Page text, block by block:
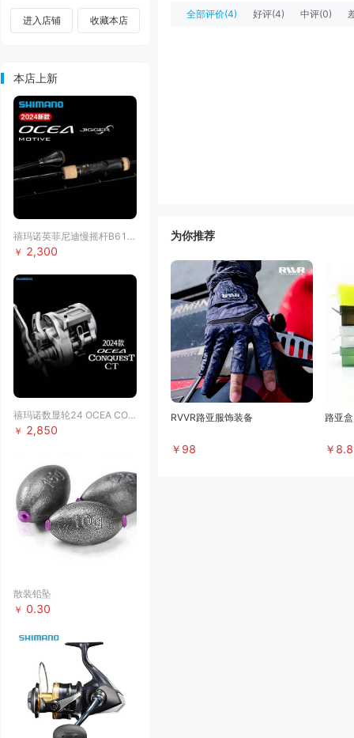
进入店铺 收藏本店
本店上新
禧玛诺英菲尼迪慢摇杆B6103
￥ 2,300
禧玛诺数显轮24 OCEA CONQUEST CT
￥ 2,850
散装铅坠
￥ 0.30
全部评价(4) 好评(4) 中评(0)
为你推荐
RVVR路亚服饰装备
￥ 98
路亚
￥